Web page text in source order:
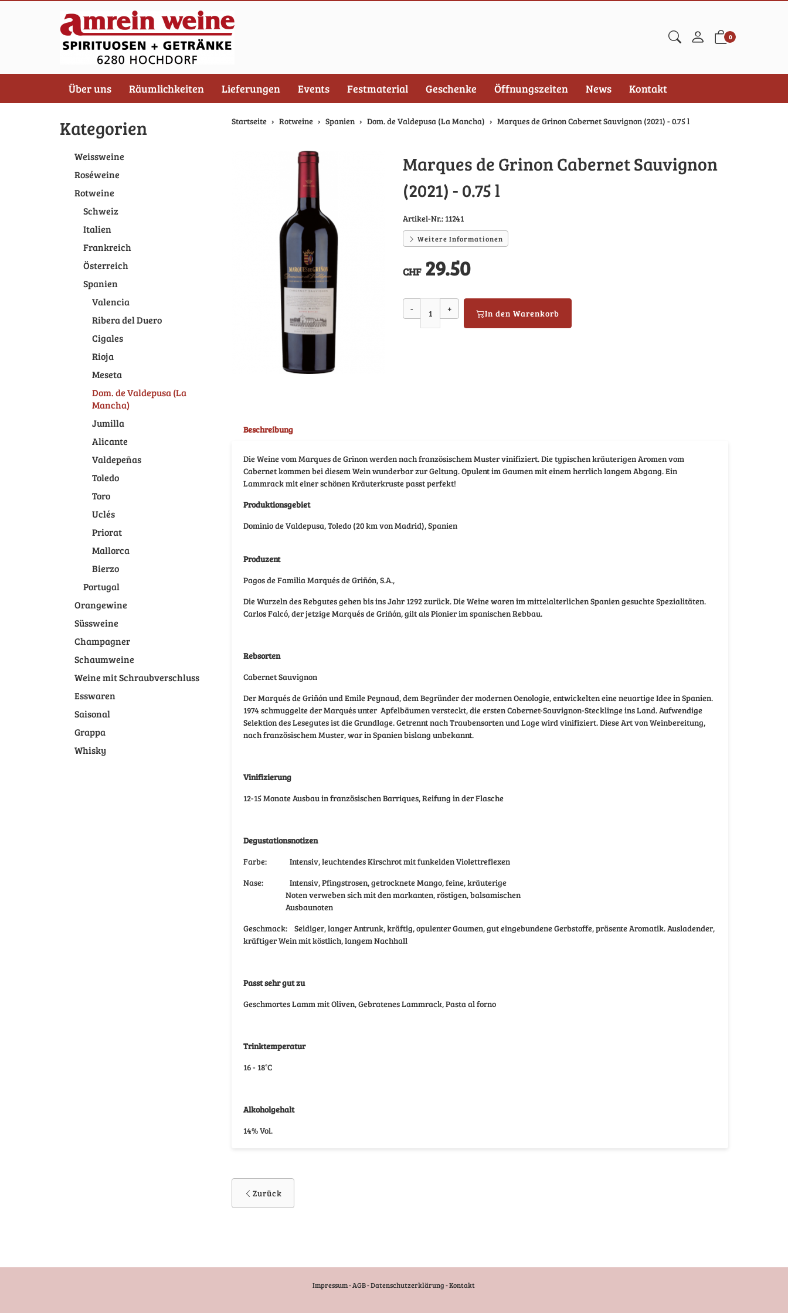
0
Über uns Räumlichkeiten Lieferungen Events Festmaterial Geschenke Öffnungszeiten News Kontakt
Startseite Rotweine Spanien Dom. de Valdepusa (La Mancha) Marques de Grinon Cabernet Sauvignon (2021) - 0.75 l
Marques de Grinon Cabernet Sauvignon
(2021) - 0.75 l
Artikel-Nr.:11241
Weitere Informationen
CHF 29.50
- + In den Warenkorb
Beschreibung
Die Weine vom Marques de Grinon werden nach französischem Muster vinifiziert. Die typischen kräuterigen Aromen vom
Cabernet kommen bei diesem Wein wunderbar zur Geltung. Opulent im Gaumen mit einem herrlich langem Abgang. Ein
Lammrack mit einer schönen Kräuterkruste passt perfekt!
Produktionsgebiet
Dominio de Valdepusa, Toledo (20 km von Madrid), Spanien
Produzent
Pagos de Familia Marqués de Griñón, S.A.,
Die Wurzeln des Rebgutes gehen bis ins Jahr 1292 zurück. Die Weine waren im mittelalterlichen Spanien gesuchte Spezialitäten.
Carlos Falcó, der jetzige Marqués de Griñón, gilt als Pionier im spanischen Rebbau.
Rebsorten
Cabernet Sauvignon
Der Marqués de Griñón und Emile Peynaud, dem Begründer der modernen Oenologie, entwickelten eine neuartige Idee in Spanien.
1974 schmuggelte der Marqués unter Apfelbäumen versteckt, die ersten Cabernet-Sauvignon-Stecklinge ins Land. Aufwendige
Selektion des Lesegutes ist die Grundlage. Getrennt nach Traubensorten und Lage wird vinifiziert. Diese Art von Weinbereitung,
nach französischem Muster, war in Spanien bislang unbekannt.
Vinifizierung
12-15 Monate Ausbau in französischen Barriques, Reifung in der Flasche
Degustationsnotizen
Farbe:
Intensiv, leuchtendes Kirschrot mit funkelden Violettreflexen
Nase:
Intensiv, Pfingstrosen, getrocknete Mango, feine, kräuterige
Noten verweben sich mit den markanten, röstigen, balsamischen
Ausbaunoten
Geschmack:
Seidiger, langer Antrunk, kräftig, opulenter Gaumen, gut eingebundene Gerbstoffe, präsente Aromatik. Ausladender,
kräftiger Wein mit köstlich, langem Nachhall
Passt sehr gut zu
Geschmortes Lamm mit Oliven, Gebratenes Lammrack, Pasta al forno
Trinktemperatur
16 - 18°C
Alkoholgehalt
14% Vol.
Zurück
Kategorien
Weissweine
Roséweine
Rotweine
Schweiz
Italien
Frankreich
Österreich
Spanien
Valencia
Ribera del Duero
Cigales
Rioja
Meseta
Dom. de Valdepusa (La
Mancha)
Jumilla
Alicante
Valdepeñas
Toledo
Toro
Uclés
Priorat
Mallorca
Bierzo
Portugal
Orangewine
Süssweine
Champagner
Schaumweine
Weine mit Schraubverschluss
Esswaren
Saisonal
Grappa
Whisky
Impressum-AGB-Datenschutzerklärung-Kontakt